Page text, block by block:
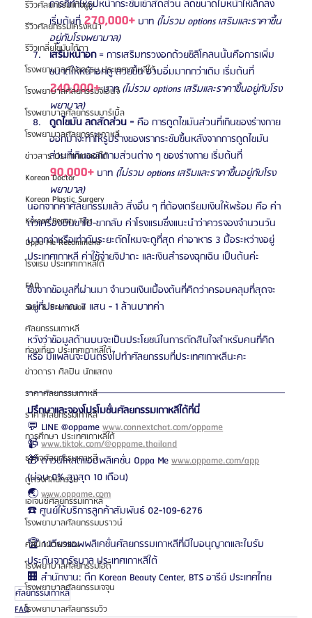
รีวิวศัลยกรรมแก้จมูก
รีวิวศัลยกรรมโครงหน้า
รีวิวเกลี่ยไขมันใต้ตา
โรงพยาบาลศัลยกรรม ประเทศเกาหลีใต้
โรงพยาบาลศัลยกรรมจีเอ็นจี
โรงพยาบาลศัลยกรรมมาร์เบิ้ล
โรงพยาบาลศัลยกรรมเกาหลี
ข่าวสาร ประเทศเกาหลีใต้
Korean Doctor
Korean Plastic Surgery
Korean Beauty Tips
Oppa Me Recommend
โรงแรม ประเทศเกาหลีใต้
FAQ
Skin & Promotion
ศัลยกรรมเกาหลี
ท่องเที่ยว ประเทศเกาหลีใต้
ข่าวดารา ศิลปิน นักแสดง
ราคาศัลยกรรมเกาหลี
ราคาศัลยกรรมเกาหลี
การศึกษา ประเทศเกาหลีใต้
ธุรกิจศัลยกรรมเกาหลี
ดูดวงศัลยกรรม
เอเจนซี่ศัลยกรรมเกาหลี
โรงพยาบาลศัลยกรรมบราวน์
คลินิกผิวพรรณ
โรงพยาบาลศัลยกรรมไอดี
โรงพยาบาลศัลยกรรมเจจุน
โรงพยาบาลศัลยกรรมวิว
การที่ทำให้รูปหน้ากระชับเข้าสัดส่วน ลดขนาดใบหน้าให้เล็กลง
เริ่มต้นที่ 270,000+ บาท (ไม่รวม options เสริมและราคาขึ้น
อยู่กับโรงพยาบาล)
เสริมหน้าอก = การเสริมทรวงอกด้วยซิลิโคลนนั้นคือการเพิ่ม
ขนาดให้หน้าอกดู สวยขึ้น อวบอิ่มมากกว่าเดิม เริ่มต้นที่
240,000+ บาท (ไม่รวม options เสริมและราคาขึ้นอยู่กับโรง
พยาบาล)
ดูดไขมัน ลดสัดส่วน = คือ การดูดไขมันส่วนที่เกินของร่างกาย
ออกมาจะทำให้รูปร่างของเรากระชับขึ้นหลังจากการดูดไขมัน
ส่วนที่เกินออกตามส่วนต่าง ๆ ของร่างกาย เริ่มต้นที่
90,000+ บาท (ไม่รวม options เสริมและราคาขึ้นอยู่กับโรง
พยาบาล)
นอกจากค่าศัลยกรรมแล้ว สิ่งอื่น ๆ ที่ต้องเตรียมเงินให้พร้อม คือ ค่า
ตั๋วเครื่องบินขาไป-ขากลับ ค่าโรงแรมซึ่งแนะนำว่าควรจองจำนวนวัน
มากกว่าหรือเท่ากับระยะตัดไหมจะดูที่สุด ค่าอาหาร 3 มื้อระหว่างอยู่
ประเทศเกาหลี ค่าใช้จ่ายจิปาถะ และเงินสำรองฉุกเฉิน เป็นต้นค่ะ
ซึ่งจากข้อมูลที่ผ่านมา จำนวนเงินเบื้องต้นที่คิดว่าครอบคลุมที่สุดจะ
อยู่ที่ประมาณ 7 แสน - 1 ล้านบาทค่า
หวังว่าข้อมูลด้านบนจะเป็นประโยชน์ในการตัดสินใจสำหรับคนที่คิด
หรือ มีแพลนจะบินตรงไปทำศัลยกรรมที่ประเทศเกาหลีนะคะ
ปรึกษาและจองโปรโมชั่นศัลยกรรมเกาหลีได้ที่นี่
💬 LINE @oppame www.connextchat.com/oppame
📹 www.tiktok.com/@oppame.thailand
🎁 ดาวน์โหลดแอปพลิเคชั่น Oppa Me www.oppame.com/app
(ผ่อน 0% สูงสุด 10 เดือน)
🌏 www.oppame.com
☎️ ศูนย์ให้บริการลูกค้าสัมพันธ์ 02-109-6276
🏆 1 เดียวแอพพลิเคชั่นศัลยกรรมเกาหลีที่มีใบอนุญาตและใบรับ
ประกันจากรัฐบาล ประเทศเกาหลีใต้
🏢 สำนักงาน: ตึก Korean Beauty Center, BTS อารีย์ ประเทศไทย
ศัลยกรรมเกาหลี
FAQ